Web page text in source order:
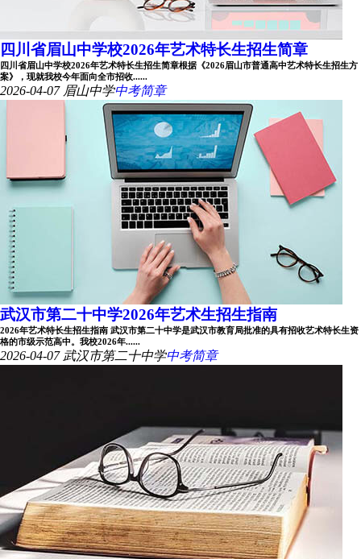
四川省眉山中学校2026年艺术特长生招生简章
四川省眉山中学校2026年艺术特长生招生简章根据《2026眉山市普通高中艺术特长生招生方
案》，现就我校今年面向全市招收......
2026-04-07 眉山中学中考简章
武汉市第二十中学2026年艺术生招生指南
2026年艺术特长生招生指南 武汉市第二十中学是武汉市教育局批准的具有招收艺术特长生资
格的市级示范高中。我校2026年......
2026-04-07 武汉市第二十中学中考简章